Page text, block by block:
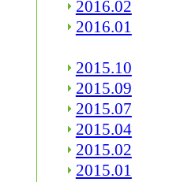
2016.02
2016.01
2015.10
2015.09
2015.07
2015.04
2015.02
2015.01